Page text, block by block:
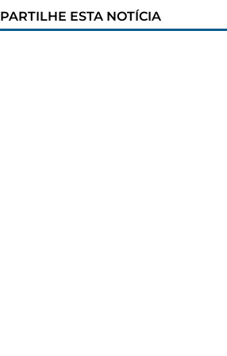
PARTILHE ESTA NOTÍCIA